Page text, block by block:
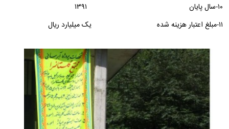
۱۰-سال پایان ۱۳۹۱
۱۱-مبلغ اعتبار هزینه شده یک میلیارد ریال